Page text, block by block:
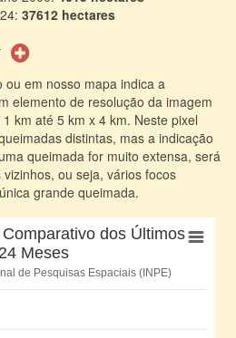
37612 hectares
em nosso mapa indica a
elemento de resolução da imagem
km até 5 km x 4 km. Neste pixel
distintas, mas a indicação
queimada for muito extensa, será
ou seja, vários focos
grande queimada.